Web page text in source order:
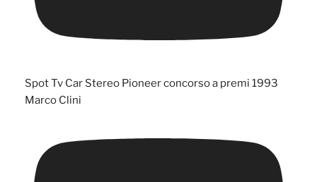
Spot Tv Car Stereo Pioneer concorso a premi 1993
Marco Clini